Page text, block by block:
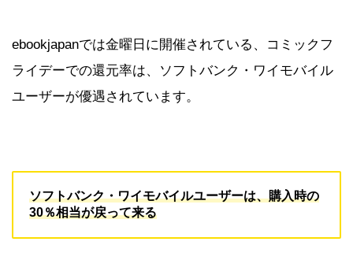
ebookjapanでは金曜日に開催されている、コミックフ
ライデーでの還元率は、ソフトバンク・ワイモバイル
ユーザーが優遇されています。
ソフトバンク・ワイモバイルユーザーは、購入時の
30％相当が戻って来る